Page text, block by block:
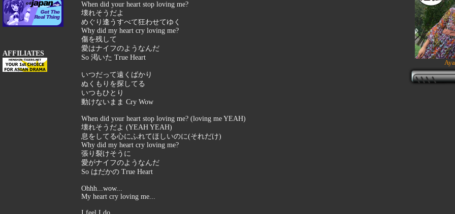
AFFILIATES
When did your heart stop loving me?
壊れそうだよ
めぐり逢うすべて狂わせてゆく
Why did my heart cry loving me?
傷を残して
愛はナイフのようなんだ
So 渇いた True Heart
いつだって遠くばかり
ぬくもりを探してる
いつもひとり
動けないまま Cry Wow
When did your heart stop loving me? (loving me YEAH)
壊れそうだよ (YEAH YEAH)
息をしてる心にふれてほしいのに(それだけ)
Why did my heart cry loving me?
張り裂けそうに
愛がナイフのようなんだ
So はだかの True Heart
Ohhh...wow...
My heart cry loving me...